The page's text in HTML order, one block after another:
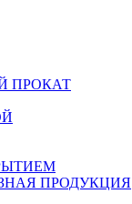
ПРОКАТ
ПРОДУКЦИЯ